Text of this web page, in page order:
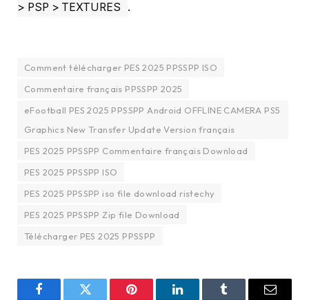
> PSP > TEXTURES
.
Comment télécharger PES 2025 PPSSPP ISO
Commentaire français PPSSPP 2025
eFootball PES 2025 PPSSPP Android OFFLINE CAMERA PS5
Graphics New Transfer Update Version français
PES 2025 PPSSPP Commentaire français Download
PES 2025 PPSSPP ISO
PES 2025 PPSSPP iso file download ristechy
PES 2025 PPSSPP Zip file Download
Télécharger PES 2025 PPSSPP